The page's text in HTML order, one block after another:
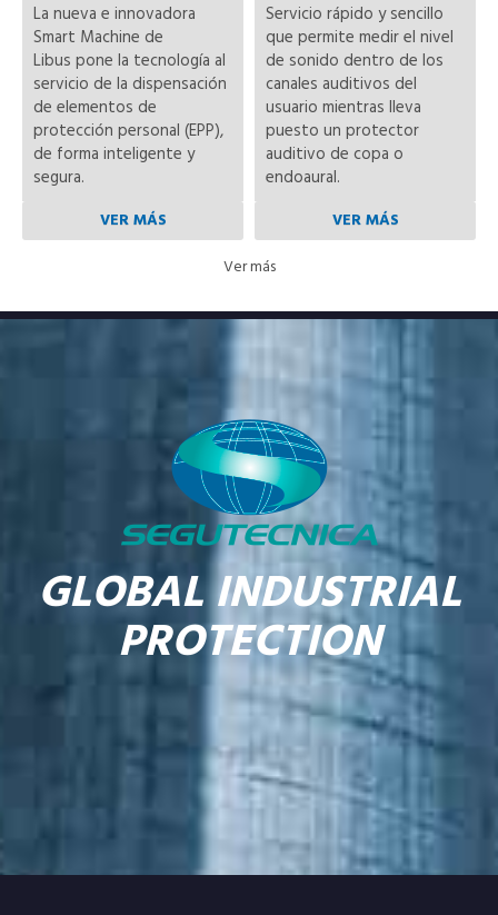
La nueva e innovadora
Smart Machine de
Libus pone la tecnología al
servicio de la dispensación
de elementos de
protección personal (EPP),
de forma inteligente y
segura.
VER MÁS
Servicio rápido y sencillo
que permite medir el nivel
de sonido dentro de los
canales auditivos del
usuario mientras lleva
puesto un protector
auditivo de copa o
endoaural.
VER MÁS
Ver más
GLOBAL INDUSTRIAL
PROTECTION